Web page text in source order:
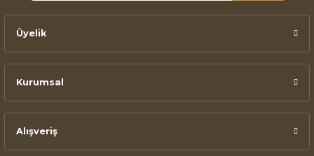
Üyelik
Kurumsal
Alışveriş